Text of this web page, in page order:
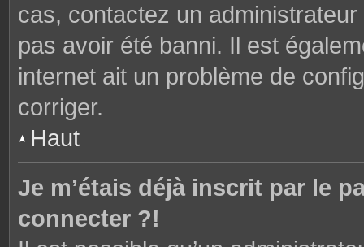
cas, contactez un
pas avoir été banni. Il est
internet ait un problème de
corriger.
Haut
Je m’étais déjà inscrit par le
connecter ?!